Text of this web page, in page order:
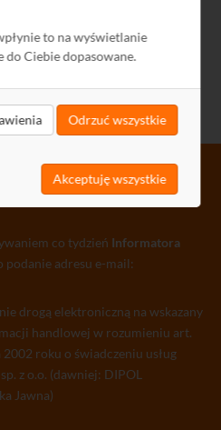
to na wyświetlanie
do Ciebie dopasowane.
Odrzuć wszystkie
Akceptuję wszystkie
CCTV WLAN
co tydzień Informatora
adresu e-mail:
drogą elektroniczną na wskazany
handlowej w rozumieniu art.
roku o świadczeniu usług
z o.o. (dawniej: DIPOL
Jawna)